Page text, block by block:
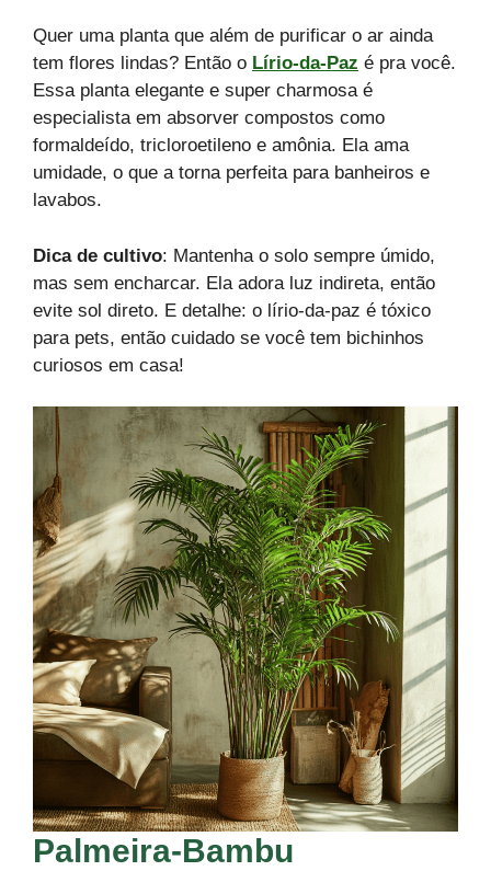
Quer uma planta que além de purificar o ar ainda
tem flores lindas? Então o Lírio-da-Paz é pra você.
Essa planta elegante e super charmosa é
especialista em absorver compostos como
formaldeído, tricloroetileno e amônia. Ela ama
umidade, o que a torna perfeita para banheiros e
lavabos.
Dica de cultivo: Mantenha o solo sempre úmido,
mas sem encharcar. Ela adora luz indireta, então
evite sol direto. E detalhe: o lírio-da-paz é tóxico
para pets, então cuidado se você tem bichinhos
curiosos em casa!
Palmeira-Bambu